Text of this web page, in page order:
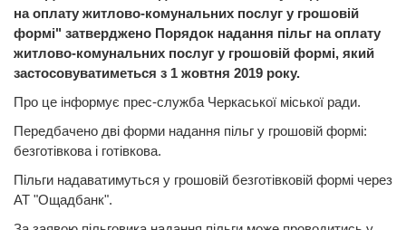
на оплату житлово-комунальних послуг у грошовій
формі" затверджено Порядок надання пільг на оплату
житлово-комунальних послуг у грошовій формі, який
застосовуватиметься з 1 жовтня 2019 року.
Про це інформує прес-служба Черкаської міської ради.
Передбачено дві форми надання пільг у грошовій формі:
безготівкова і готівкова.
Пільги надаватимуться у грошовій безготівковій формі через
АТ "Ощадбанк".